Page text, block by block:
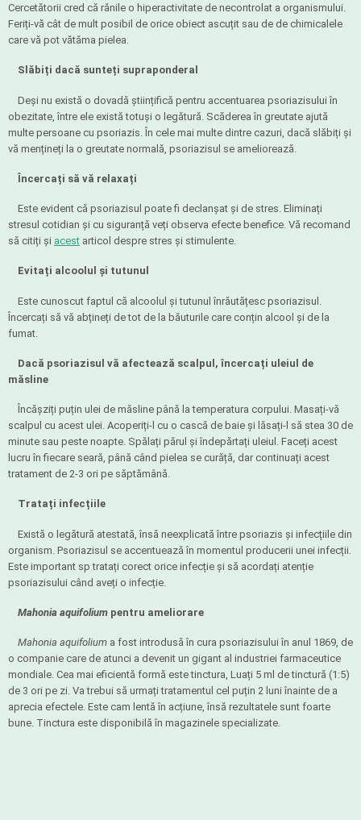
Cercetătorii cred că rănile o hiperactivitate de necontrolat a organismului.
Feriți-vă cât de mult posibil de orice obiect ascuțit sau de de chimicalele
care vă pot vătăma pielea.
Slăbiți dacă sunteți supraponderal
Deși nu există o dovadă științifică pentru accentuarea psoriazisului în
obezitate, între ele există totuși o legătură. Scăderea în greutate ajută
multe persoane cu psoriazis. În cele mai multe dintre cazuri, dacă slăbiți și
vă mențineți la o greutate normală, psoriazisul se ameliorează.
Încercați să vă relaxați
Este evident că psoriazisul poate fi declanșat și de stres. Eliminați
stresul cotidian și cu siguranță veți observa efecte benefice. Vă recomand
să citiți și acest articol despre stres și stimulente.
Evitați alcoolul și tutunul
Este cunoscut faptul că alcoolul și tutunul înrăutățesc psoriazisul.
Încercați să vă abțineți de tot de la băuturile care conțin alcool și de la
fumat.
Dacă psoriazisul vă afectează scalpul, încercați uleiul de
măsline
Încășziți puțin ulei de măsline până la temperatura corpului. Masați-vă
scalpul cu acest ulei. Acoperiți-l cu o cască de baie și lăsați-l să stea 30 de
minute sau peste noapte. Spălați părul și îndepărtați uleiul. Faceți acest
lucru în fiecare seară, până când pielea se curăță, dar continuați acest
tratament de 2-3 ori pe săptămână.
Tratați infecțiile
Există o legătură atestată, însă neexplicată între psoriazis și infecțiile din
organism. Psoriazisul se accentuează în momentul producerii unei infecții.
Este important sp tratați corect orice infecție și să acordați atenție
psoriazisului când aveți o infecție.
Mahonia aquifolium pentru ameliorare
Mahonia aquifolium a fost introdusă în cura psoriazisului în anul 1869, de
o companie care de atunci a devenit un gigant al industriei farmaceutice
mondiale. Cea mai eficientă formă este tinctura, Luați 5 ml de tinctură (1:5)
de 3 ori pe zi. Va trebui să urmați tratamentul cel puțin 2 luni înainte de a
aprecia efectele. Este cam lentă în acțiune, însă rezultatele sunt foarte
bune. Tinctura este disponibilă în magazinele specializate.